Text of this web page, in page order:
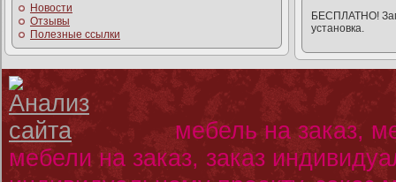
Новости
Отзывы
Полезные ссылки
БЕСПЛАТНО!
установка.
мебель на заказ,
мебели на заказ, заказ